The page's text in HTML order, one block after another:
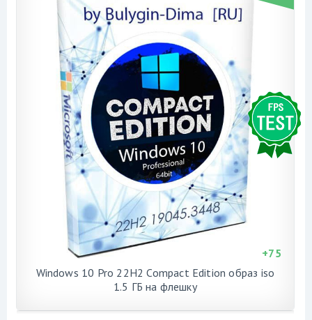
Windows 10 Pro 22H2 Compact Edition образ iso
1.5 ГБ на флешку
+75